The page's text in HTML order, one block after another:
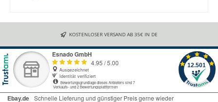
KOSTENLOSER VERSAND AB 35€ IN DE